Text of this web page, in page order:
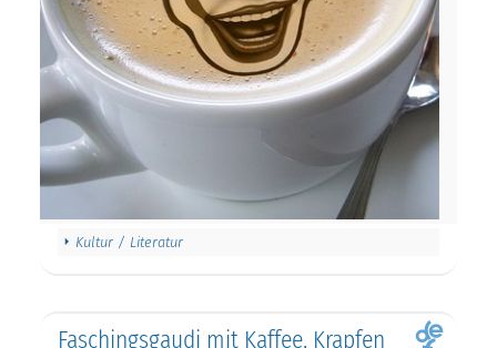
Kultur / Literatur
Faschingsgaudi mit Kaffee, Krapfen